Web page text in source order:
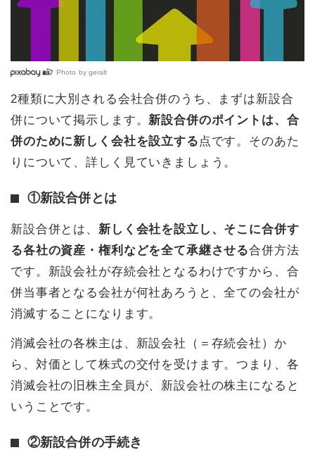
Photo by geralt
2種類に大別される会社合併のうち、まずは新設合
併について掲示します。 新設合併のポイントは、合
併のために新しく会社を設立する 点です。そのあた
りについて、詳しく見ていきましょう。
①新設合併とは
新設合併とは、 新しく会社を設立し、そこに合併す
る各社の資産・権利などを全て承継させる合併方法
です。新設会社が存続会社となるわけですから、合
併当事者となる会社が何社あろうと、全ての会社が
消滅することになります。
消滅会社の各株主は、新設会社（＝存続会社）か
ら、対価として株式の交付を受けます。つまり、各
消滅会社の旧株主全員が、新設会社の株主になると
いうことです。
②新設合併の手続き